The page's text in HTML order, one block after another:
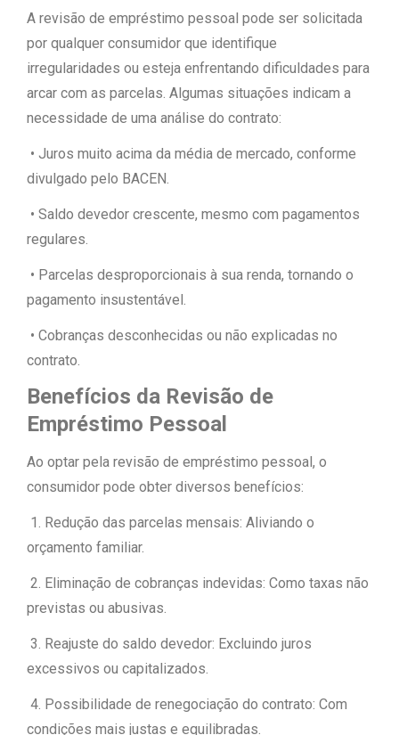
A revisão de empréstimo pessoal pode ser solicitada
por qualquer consumidor que identifique
irregularidades ou esteja enfrentando dificuldades para
arcar com as parcelas. Algumas situações indicam a
necessidade de uma análise do contrato:
• Juros muito acima da média de mercado, conforme
divulgado pelo BACEN.
• Saldo devedor crescente, mesmo com pagamentos
regulares.
• Parcelas desproporcionais à sua renda, tornando o
pagamento insustentável.
• Cobranças desconhecidas ou não explicadas no
contrato.
Benefícios da Revisão de
Empréstimo Pessoal
Ao optar pela revisão de empréstimo pessoal, o
consumidor pode obter diversos benefícios:
1. Redução das parcelas mensais: Aliviando o
orçamento familiar.
2. Eliminação de cobranças indevidas: Como taxas não
previstas ou abusivas.
3. Reajuste do saldo devedor: Excluindo juros
excessivos ou capitalizados.
4. Possibilidade de renegociação do contrato: Com
condições mais justas e equilibradas.